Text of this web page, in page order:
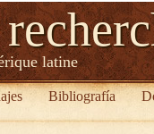
latine
Bibliografía